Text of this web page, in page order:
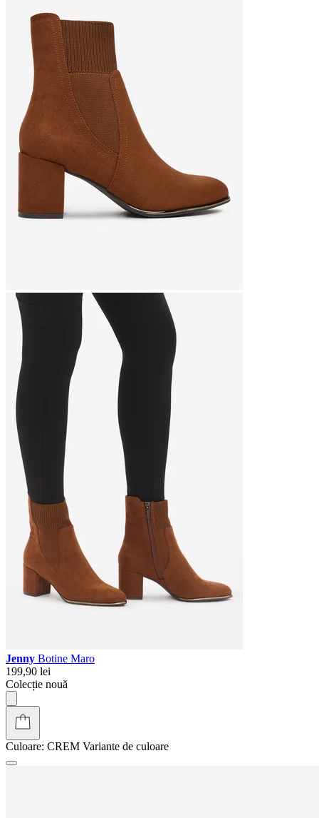
Jenny Botine Maro
199,90 lei
Colecție nouă
Culoare: CREM Variante de culoare